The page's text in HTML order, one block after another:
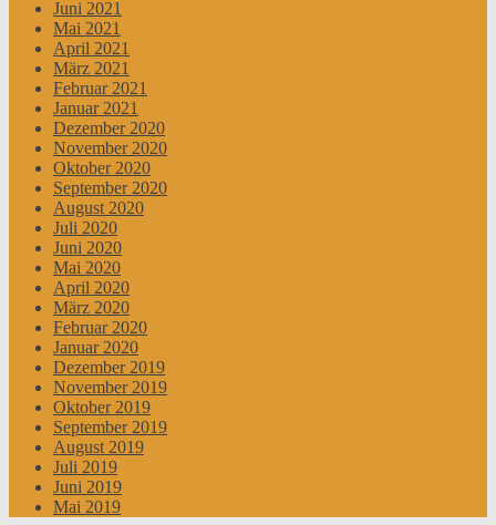
Juni 2021
Mai 2021
April 2021
März 2021
Februar 2021
Januar 2021
Dezember 2020
November 2020
Oktober 2020
September 2020
August 2020
Juli 2020
Juni 2020
Mai 2020
April 2020
März 2020
Februar 2020
Januar 2020
Dezember 2019
November 2019
Oktober 2019
September 2019
August 2019
Juli 2019
Juni 2019
Mai 2019